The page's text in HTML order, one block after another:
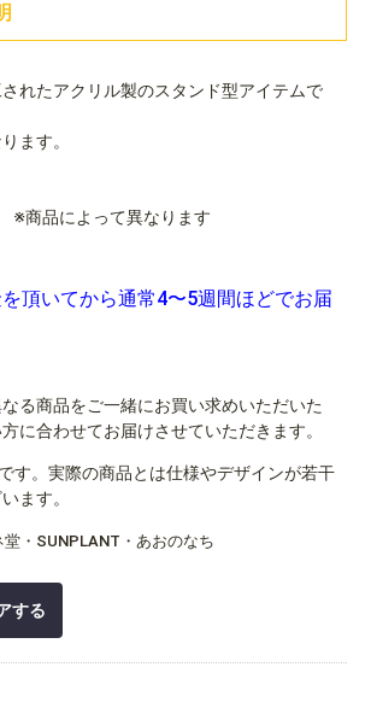
れたアクリル製のスタンド型アイテムで
ます。
※商品によって異なります
頂いてから通常4〜5週間ほどでお届
なる商品をご一緒にお買い求めいただいた
に合わせてお届けさせていただきます。
す。実際の商品とは仕様やデザインが若干
ます。
・SUNPLANT・あおのなち
する